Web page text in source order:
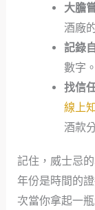
大膽
酒廠
記錄
數字。
找信
線上
酒款
記住，威士忌
年份是時間的
次當你拿起一